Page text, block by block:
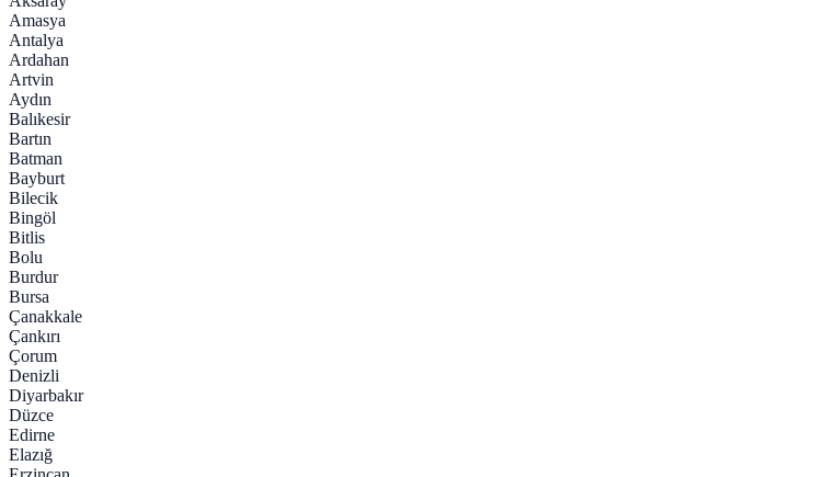
Amasya
Antalya
Ardahan
Artvin
Aydın
Balıkesir
Bartın
Batman
Bayburt
Bilecik
Bingöl
Bitlis
Bolu
Burdur
Bursa
Çanakkale
Çankırı
Çorum
Denizli
Diyarbakır
Düzce
Edirne
Elazığ